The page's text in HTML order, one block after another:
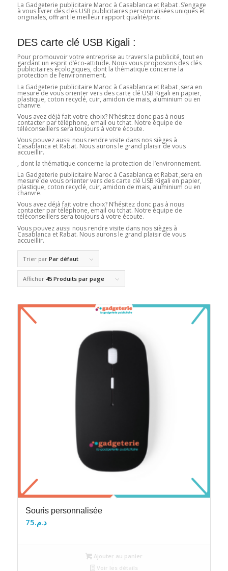
La Gadgeterie publicitaire Maroc à Casablanca et Rabat .S’engage
à vous livrer des clés USB publicitaires personnalisées uniques et
originales, offrant le meilleur rapport qualité/prix.
DES carte clé USB Kigali :
Pour promouvoir votre entreprise au travers la publicité, tout en
gardant un esprit d’éco-attitude. Nous vous proposons des clés
publicitaires écologiques, dont la thématique concerne la
protection de l’environnement.
La Gadgeterie publicitaire Maroc à Casablanca et Rabat ,sera en
mesure de vous orienter vers des carte clé USB Kigali en papier,
plastique, coton recyclé, cuir, amidon de mais, aluminium ou en
chanvre.
Vous avez déjà fait votre choix? N’hésitez donc pas à nous
contacter par téléphone, email ou tchat. Notre équipe de
téléconseillers sera toujours à votre écoute.
Vous pouvez aussi nous rendre visite dans nos sièges à
Casablanca et Rabat. Nous aurons le grand plaisir de vous
accueillir.
, dont la thématique concerne la protection de l’environnement.
La Gadgeterie publicitaire Maroc à Casablanca et Rabat ,sera en
mesure de vous orienter vers des carte clé USB Kigali en papier,
plastique, coton recyclé, cuir, amidon de mais, aluminium ou en
chanvre.
Vous avez déjà fait votre choix? N’hésitez donc pas à nous
contacter par téléphone, email ou tchat. Notre équipe de
téléconseillers sera toujours à votre écoute.
Vous pouvez aussi nous rendre visite dans nos sièges à
Casablanca et Rabat. Nous aurons le grand plaisir de vous
accueillir.
Trier par Par défaut
Afficher 45 Produits par page
Souris personnalisée
د.م.75
Ajouter au panier
Voir les détails